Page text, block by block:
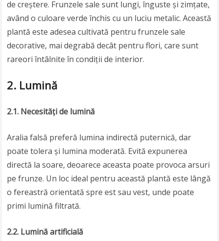
de creștere. Frunzele sale sunt lungi, înguste și zimțate,
având o culoare verde închis cu un luciu metalic. Această
plantă este adesea cultivată pentru frunzele sale
decorative, mai degrabă decât pentru flori, care sunt
rareori întâlnite în condiții de interior.
2. Lumină
2.1. Necesități de lumină
Aralia falsă preferă lumina indirectă puternică, dar
poate tolera și lumina moderată. Evită expunerea
directă la soare, deoarece aceasta poate provoca arsuri
pe frunze. Un loc ideal pentru această plantă este lângă
o fereastră orientată spre est sau vest, unde poate
primi lumină filtrată.
2.2. Lumină artificială